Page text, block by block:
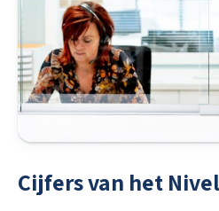
Cijfers van het Nivel